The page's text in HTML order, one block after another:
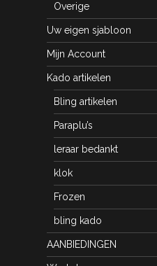
Overige
Uw eigen sjabloon
Mijn Account
Kado artikelen
Bling artikelen
Paraplu’s
leraar bedankt
klok
Frozen
bling kado
AANBIEDINGEN